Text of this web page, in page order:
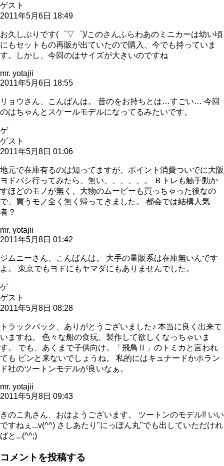
ゲスト
2011年5月6日 18:49
お久しぶりです(゜▽゜)/このさんふらわあのミニカーは幼い頃
にもセットもの再販が出ていたので購入、今でも持っていま
す。しかし、今回のはサイズが大きいのですね
mr. yotajii
2011年5月6日 18:55
リョウさん、こんばんは。 昔のをお持ちとは…すごい… 今回
のはちゃんとスケールモデルになってるみたいです。
ゲ
ゲスト
2011年5月8日 01:06
地元で在庫有るのは知ってますが、ポイント消費ついでに大阪
ヨドバシ行ってみたら、無い、、、、、。 Ｂトレも触手動か
すほどのモノが無く、大物のムービーも買っちゃった後なの
で、買うモノ全く無く帰ってきました。 都会では結構人気
者？
mr. yotajii
2011年5月8日 01:42
ジムニーさん、こんばんは。 大手の量販系は在庫無いんです
よ。 東京でもヨドにもヤマダにもありませんでした。
ゲ
ゲスト
2011年5月8日 08:28
トラックバック、ありがとうございました♪ 本当に良く出来て
いますね。 色々な船の食玩、製作して欲しくなっちゃいま
す。 でも、あくまで子供向け。「飛鳥Ⅱ」のトミカと言われ
ても ピンと来ないでしょうね。 私的にはキュナードかホラン
ド社のツートンモデルが良いなぁ。
mr. yotajii
2011年5月8日 09:43
きのこ丸さん、おはようございます。 ツートンのモデル!! いい
ですねぇ...v(^^) さしあたり"にっぽん丸"でも出していただけれ
ばと...(^^;)
コメントを投稿する